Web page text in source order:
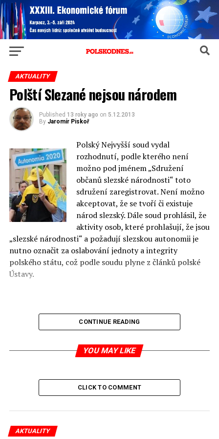
AKTUALITY
Polští Slezané nejsou národem
Published 13 roky ago on 5.12.2013
By Jaromír Piskoř
Polský Nejvyšší soud vydal
rozhodnutí, podle kterého není
možno pod jménem „Sdružení
občanů slezské národnosti“ toto
sdružení zaregistrovat. Není možno
akceptovat, že se tvoří či existuje
národ slezský. Dále soud prohlásil, že
aktivity osob, které prohlašují, že jsou
„slezské národnosti“ a požadují slezskou autonomii je
nutno označit za oslabování jednoty a integrity
polského státu, což podle soudu plyne z článků polské
Ústavy.
lety a jsou v něm lidé, kteří deklarují, že jsou slezské
RELATED TOPICS:
CONTINUE READING
YOU MAY LIKE
CLICK TO COMMENT
AKTUALITY